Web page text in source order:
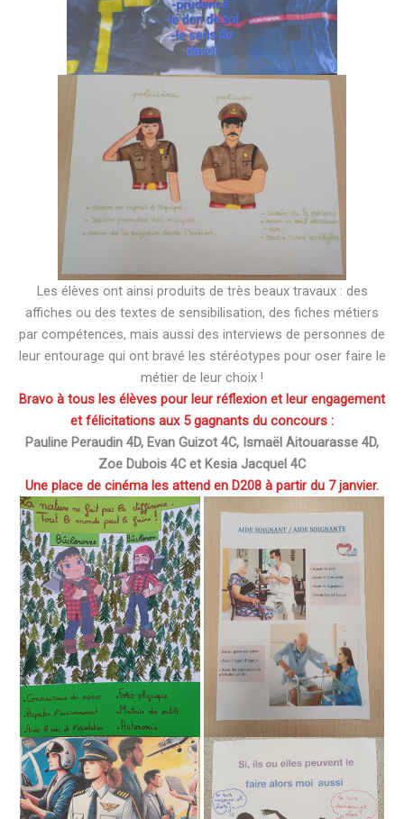
Les élèves ont ainsi produits de très beaux travaux : des
affiches ou des textes de sensibilisation, des fiches métiers
par compétences, mais aussi des interviews de personnes de
leur entourage qui ont bravé les stéréotypes pour oser faire le
métier de leur choix !
Bravo à tous les élèves pour leur réflexion et leur engagement
et félicitations aux 5 gagnants du concours :
Pauline Peraudin 4D, Evan Guizot 4C, Ismaël Aitouarasse 4D,
Zoe Dubois 4C et Kesia Jacquel 4C
Une place de cinéma les attend en D208 à partir du 7 janvier.